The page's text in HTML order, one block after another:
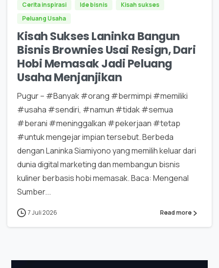
Cerita inspirasi Ide bisnis
Kisah sukses
Peluang Usaha
Kisah Sukses Laninka Bangun
Bisnis Brownies Usai Resign, Dari
Hobi Memasak Jadi Peluang
Usaha Menjanjikan
Pugur – #Banyak #orang #bermimpi #memiliki
#usaha #sendiri, #namun #tidak #semua
#berani #meninggalkan #pekerjaan #tetap
#untuk mengejar impian tersebut. Berbeda
dengan Laninka Siamiyono yang memilih keluar dari
dunia digital marketing dan membangun bisnis
kuliner berbasis hobi memasak. Baca: Mengenal
Sumber...
7 Juli 2026 Read more